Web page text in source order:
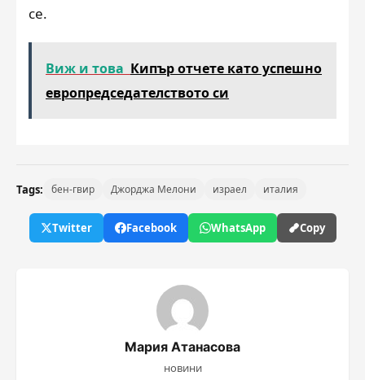
се.
Виж и това Кипър отчете като успешно
европредседателството си
Tags: бен-гвир Джорджа Мелони израел италия
Twitter Facebook WhatsApp Copy
Мария Атанасова
новини